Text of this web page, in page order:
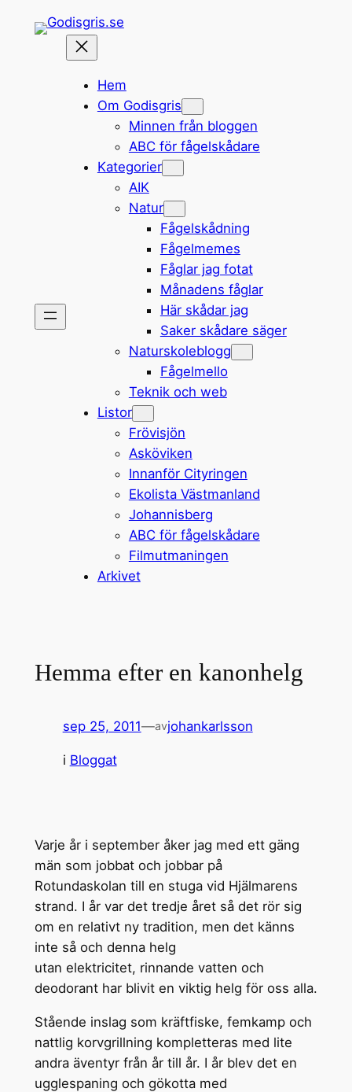
Hem
Om Godisgris
Minnen från bloggen
ABC för fågelskådare
Kategorier
AIK
Natur
Fågelskådning
Fågelmemes
Fåglar jag fotat
Månadens fåglar
Här skådar jag
Saker skådare säger
Naturskoleblogg
Fågelmello
Teknik och web
Listor
Frövisjön
Asköviken
Innanför Cityringen
Ekolista Västmanland
Johannisberg
ABC för fågelskådare
Filmutmaningen
Arkivet
Hemma efter en kanonhelg
sep 25, 2011—avjohankarlsson
i Bloggat
Varje år i september åker jag med ett gäng
män som jobbat och jobbar på
Rotundaskolan till en stuga vid Hjälmarens
strand. I år var det tredje året så det rör sig
om en relativt ny tradition, men det känns
inte så och denna helg
utan elektricitet, rinnande vatten och
deodorant har blivit en viktig helg för oss alla.
Stående inslag som kräftfiske, femkamp och
nattlig korvgrillning kompletteras med lite
andra äventyr från år till år. I år blev det en
ugglespaning och gökotta med